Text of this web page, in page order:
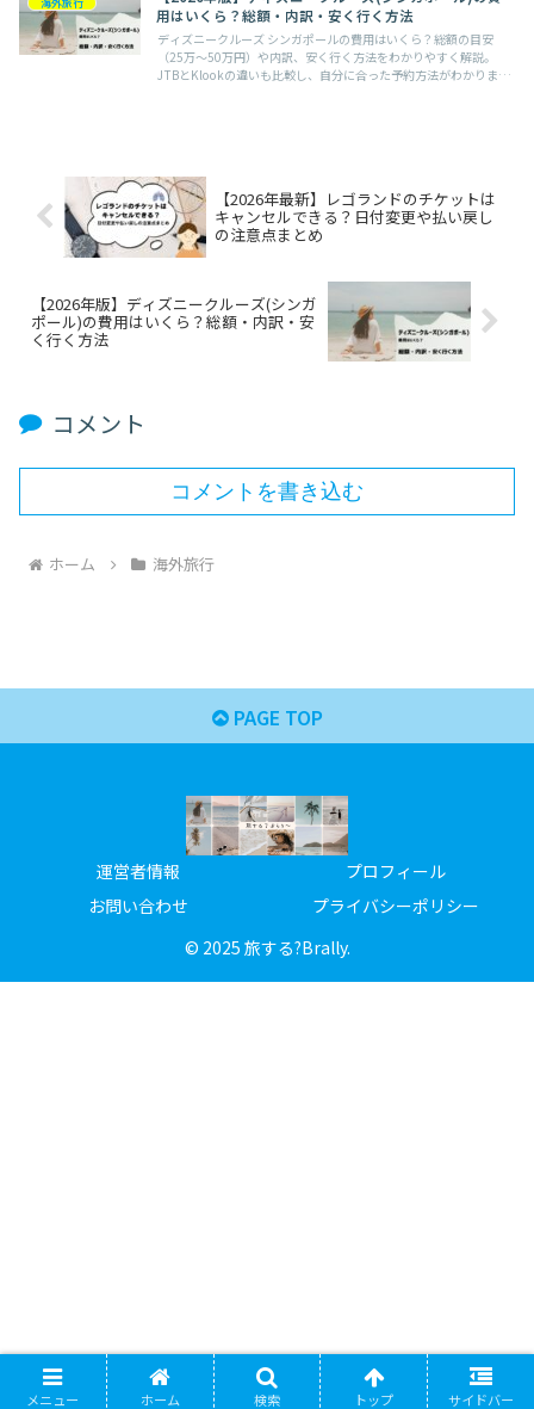
海外旅行
用はいくら？総額・内訳・安く行く方法
ディズニークルーズ シンガポールの費用はいくら？総額の目安
（25万〜50万円）や内訳、安く行く方法をわかりやすく解説。
JTBとKlookの違いも比較し、自分に合った予約方法がわかりま
【2026年最新】レゴランドのチケットは
キャンセルできる？日付変更や払い戻し
の注意点まとめ
【2026年版】ディズニークルーズ(シンガ
ポール)の費用はいくら？総額・内訳・安
く行く方法
コメント
コメントを書き込む
ホーム 海外旅行
PAGE TOP
運営者情報
プロフィール
お問い合わせ
プライバシーポリシー
© 2025 旅する?Brally.
メニュー ホーム 検索 トップ サイドバー